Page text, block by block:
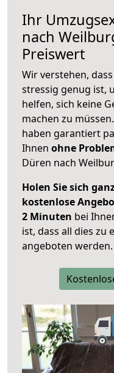
Ihr
nach
Preiswert
Wir verstehen,
stressig genug ist,
helfen, sich keine
machen zu
haben garantiert
Ihnen ohne
Düren nach
Holen Sie sich
kostenlose
2 Minuten bei
ist, dass all dies zu
angeboten werden.